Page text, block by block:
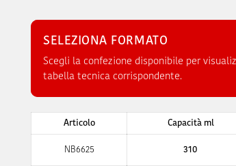
SELEZIONA FORMATO
Scegli la confezione disponibile per
tabella tecnica corrispondente.
Articolo Capacità ml
NB6625 310